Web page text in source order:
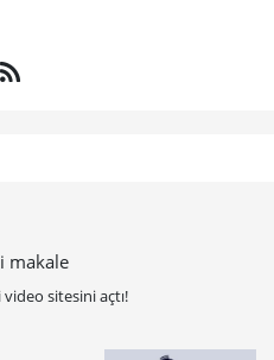
makale
sitesini açtı!